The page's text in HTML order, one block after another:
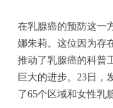
在乳腺癌的预防这一
娜朱莉。这位因为存
推动了乳腺癌的科普
巨大的进步。23日，
了65个区域和女性乳